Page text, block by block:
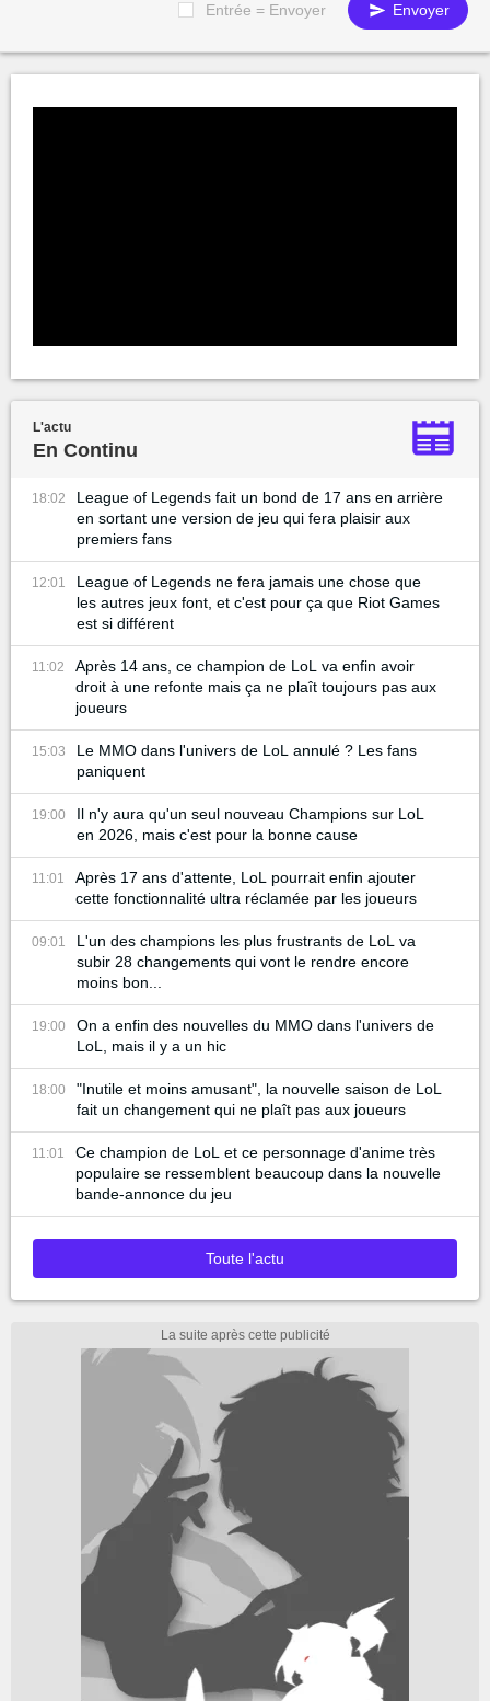
Entrée = Envoyer Envoyer
L'actu
En Continu
18:02
League of Legends fait un bond de 17 ans en arrière
en sortant une version de jeu qui fera plaisir aux
premiers fans
12:01
League of Legends ne fera jamais une chose que
les autres jeux font, et c'est pour ça que Riot Games
est si différent
11:02
Après 14 ans, ce champion de LoL va enfin avoir
droit à une refonte mais ça ne plaît toujours pas aux
joueurs
15:03
Le MMO dans l'univers de LoL annulé ? Les fans
paniquent
19:00
Il n'y aura qu'un seul nouveau Champions sur LoL
en 2026, mais c'est pour la bonne cause
11:01
Après 17 ans d'attente, LoL pourrait enfin ajouter
cette fonctionnalité ultra réclamée par les joueurs
09:01
L'un des champions les plus frustrants de LoL va
subir 28 changements qui vont le rendre encore
moins bon...
19:00
On a enfin des nouvelles du MMO dans l'univers de
LoL, mais il y a un hic
18:00
"Inutile et moins amusant", la nouvelle saison de LoL
fait un changement qui ne plaît pas aux joueurs
11:01
Ce champion de LoL et ce personnage d'anime très
populaire se ressemblent beaucoup dans la nouvelle
bande-annonce du jeu
Toute l'actu